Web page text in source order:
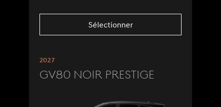
Sélectionner
2027
GV80 Noir Prestige